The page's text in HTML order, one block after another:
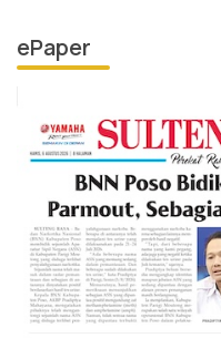
ePaper